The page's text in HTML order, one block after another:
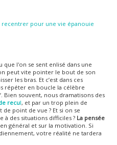
recentrer pour une vie épanouie
l'on se sent enlisé dans une
peut vite pointer le bout de son
les bras. Et c’est dans ces
répéter en boucle la célèbre
Bien souvent, nous dramatisons des
recul, et par un trop plein de
de point de vue ? Et si on se
des situations difficiles ? La pensée
général et sur la motivation. Si
votre réalité ne tardera